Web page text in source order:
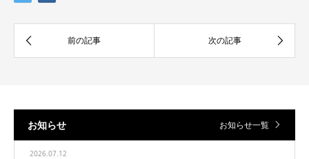
お知らせ お知らせ一覧
2026.07.12